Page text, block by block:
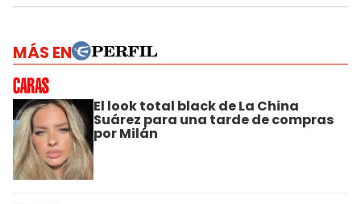
MÁS EN
El look total black de La China
Suárez para una tarde de compras
por Milán